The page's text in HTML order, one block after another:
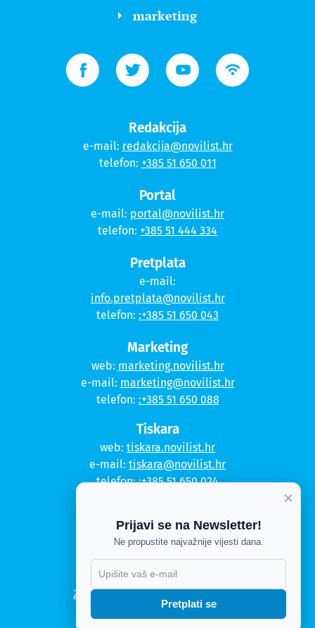
marketing
Redakcija
e-mail: redakcija@novilist.hr
telefon: +385 51 650 011
Portal
e-mail: portal@novilist.hr
telefon: +385 51 444 334
Pretplata
e-mail:
info.pretplata@novilist.hr
telefon: :+385 51 650 043
Marketing
web: marketing.novilist.hr
e-mail: marketing@novilist.hr
telefon: :+385 51 650 088
Tiskara
web: tiskara.novilist.hr
e-mail: tiskara@novilist.hr
telefon::+385 51 650 024
Kontakt
Politika privatnosti
Politika kolačića
Zahtjev za pristup informacijama
Impressum
×
Prijavi se na Newsletter!
Ne propustite najvažnije vijesti dana.
Pretplati se